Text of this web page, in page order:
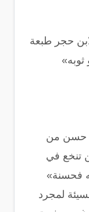
حجر طبعة
أو ثوبه»
حسن من
تنخع في
فحسنة»
لمجرد